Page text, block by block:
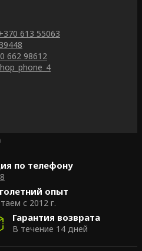
613 55063
662 98612
по телефону
опыт
с 2012 г.
Гарантия возврата
В течение 14 дней